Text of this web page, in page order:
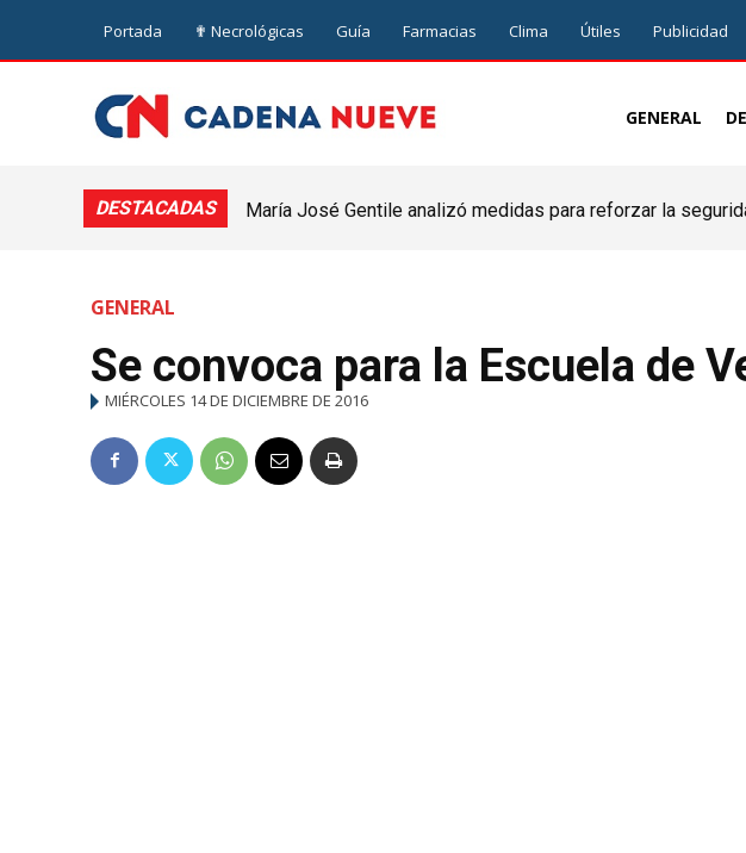
Portada ✟ Necrológicas Guía Farmacias Clima Útiles Publicidad
GENERAL
DESTACADAS
María José Gentile analizó medidas para reforzar la
GENERAL
Se convoca para la Escuela de
MIÉRCOLES 14 DE DICIEMBRE DE 2016